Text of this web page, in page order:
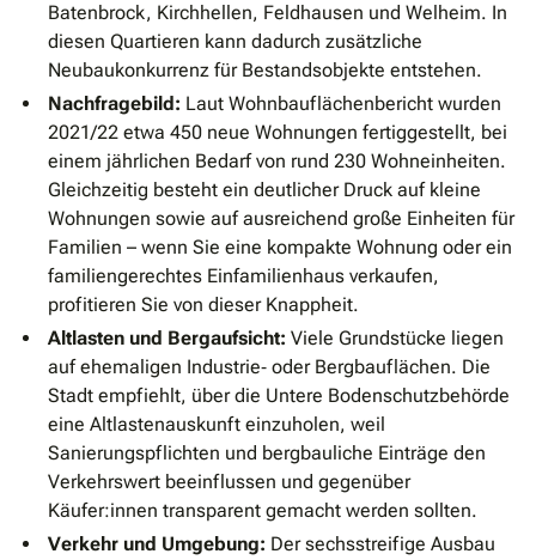
Batenbrock, Kirchhellen, Feldhausen und Welheim. In
diesen Quartieren kann dadurch zusätzliche
Neubaukonkurrenz für Bestandsobjekte entstehen.
Nachfragebild: Laut Wohnbauflächenbericht wurden
2021/22 etwa 450 neue Wohnungen fertiggestellt, bei
einem jährlichen Bedarf von rund 230 Wohneinheiten.
Gleichzeitig besteht ein deutlicher Druck auf kleine
Wohnungen sowie auf ausreichend große Einheiten für
Familien – wenn Sie eine kompakte Wohnung oder ein
familiengerechtes Einfamilienhaus verkaufen,
profitieren Sie von dieser Knappheit.
Altlasten und Bergaufsicht: Viele Grundstücke liegen
auf ehemaligen Industrie‐ oder Bergbauflächen. Die
Stadt empfiehlt, über die Untere Bodenschutzbehörde
eine Altlastenauskunft einzuholen, weil
Sanierungspflichten und bergbauliche Einträge den
Verkehrswert beeinflussen und gegenüber
Käufer:innen transparent gemacht werden sollten.
Verkehr und Umgebung: Der sechsstreifige Ausbau